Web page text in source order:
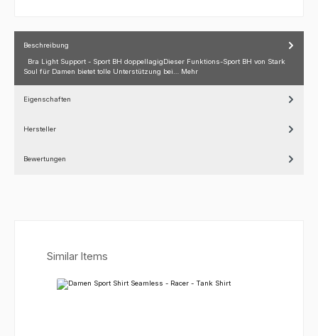
Beschreibung
Bra Light Support - Sport BH doppellagigDieser Funktions-Sport BH von Stark
Soul für Damen bietet tolle Unterstützung bei… Mehr
Eigenschaften
Hersteller
Bewertungen
Produktgalerie überspringen
Similar Items